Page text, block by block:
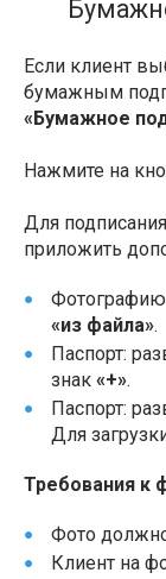
Если клиент
бумажным
«Бумажное
Нажмите на
Для
приложить
«из файла».
Паспорт:
знак «+».
Паспорт:
Для
Требования к
Фото
Клиент на